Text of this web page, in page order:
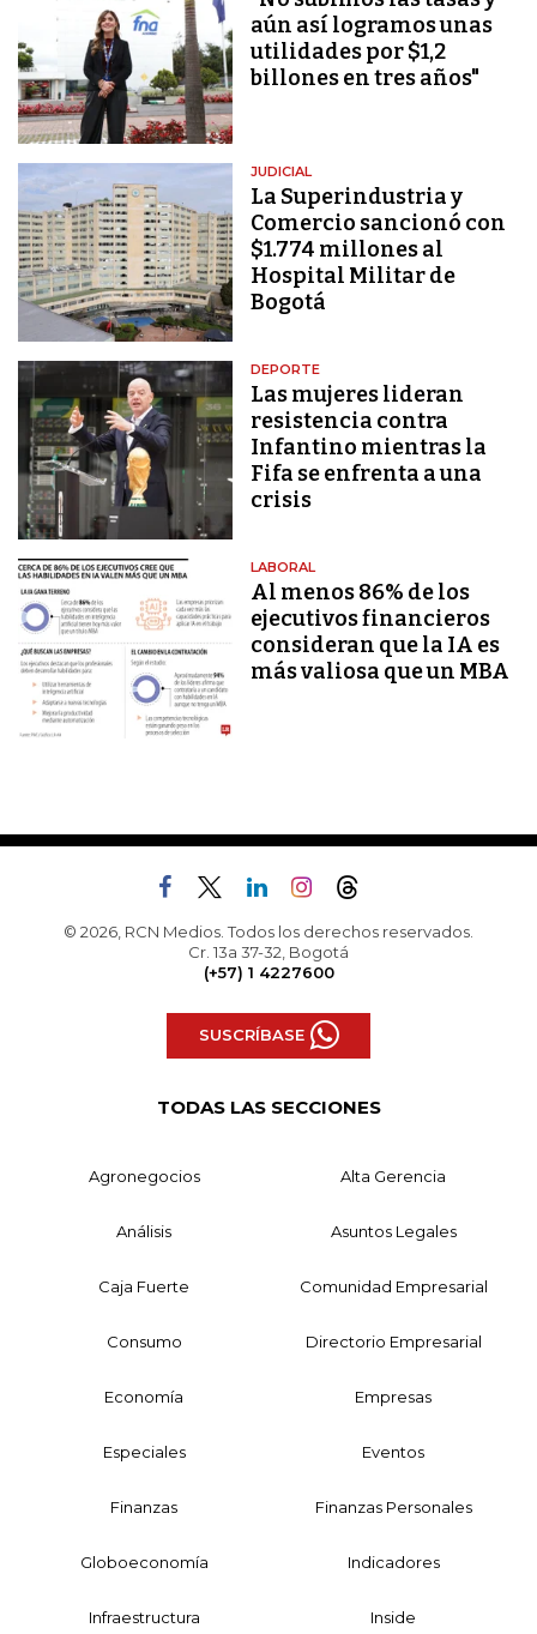
aún así logramos unas
utilidades por $1,2
billones en tres años"
JUDICIAL
La Superindustria y
Comercio sancionó con
$1.774 millones al
Hospital Militar de
Bogotá
DEPORTE
Las mujeres lideran
resistencia contra
Infantino mientras la
Fifa se enfrenta a una
crisis
LABORAL
Al menos 86% de los
ejecutivos financieros
consideran que la IA es
más valiosa que un MBA
© 2026, RCN Medios. Todos los derechos reservados.
Cr. 13a 37-32, Bogotá
(+57) 1 4227600
SUSCRÍBASE
TODAS LAS SECCIONES
Agronegocios Alta Gerencia
Análisis Asuntos Legales
Caja Fuerte Comunidad Empresarial
Consumo Directorio Empresarial
Economía Empresas
Especiales Eventos
Finanzas Finanzas Personales
Globoeconomía Indicadores
Infraestructura Inside